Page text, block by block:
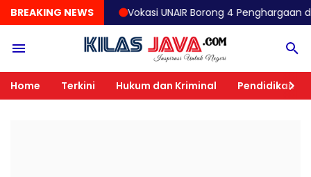
BREAKING NEWSVokasi UNAIR Borong 4 Penghargaan di OLIVIA
Home Terkini Hukum dan Kriminal Pendidikan